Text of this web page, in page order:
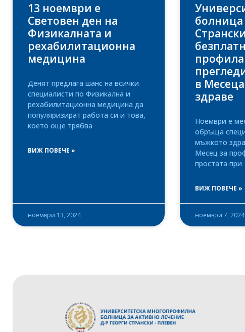
13 ноември е
Световен ден на
Физикалната и
рехабилитационна
медицина
Денят предлага шанс на всички
специалисти по Физикална и
рехабилитационна медицина да
популяризират работа си и това,
което още трябва
ВИЖ ПОВЕЧЕ »
ноември 13, 2024
болница
в
здраве
Ноември е
обръща
мъжкото
Месец за
простата при
ВИЖ ПОВЕЧЕ »
ноември 7, 2024